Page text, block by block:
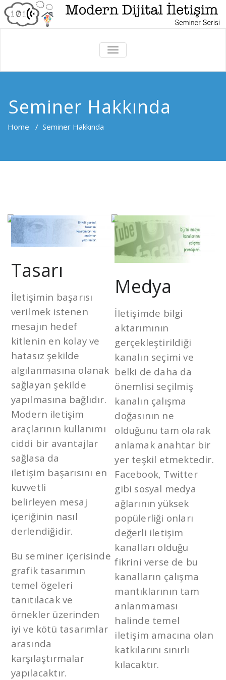
TOGGLE
Seminer Hakkında
Home / Seminer Hakkında
Tasarı
İletişimin başarısı
verilmek istenen
mesajın hedef
kitlenin en kolay ve
hatasız şekilde
algılanmasına olanak
sağlayan şekilde
yapılmasına bağlıdır.
Modern iletişim
araçlarının kullanımı
ciddi bir avantajlar
sağlasa da
iletişim başarısını en
kuvvetli
belirleyen mesaj
içeriğinin nasıl
derlendiğidir.
Bu seminer içerisinde
grafik tasarımın
temel ögeleri
tanıtılacak ve
örnekler üzerinden
iyi ve kötü tasarımlar
arasında
karşılaştırmalar
yapılacaktır.
Medya
İletişimde bilgi
aktarımının
gerçekleştirildiği
kanalın seçimi ve
belki de daha da
önemlisi seçilmiş
kanalın çalışma
doğasının ne
olduğunu tam olarak
anlamak anahtar bir
yer teşkil etmektedir.
Facebook, Twitter
gibi sosyal medya
ağlarının yüksek
popülerliği onları
değerli iletişim
kanalları olduğu
fikrini verse de bu
kanalların çalışma
mantıklarının tam
anlanmaması
halinde temel
iletişim amacına olan
katkılarını sınırlı
kılacaktır.